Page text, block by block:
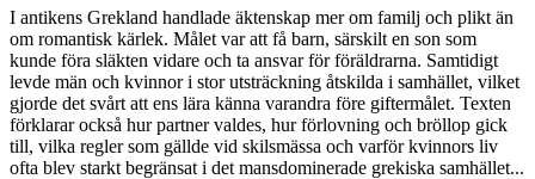
I antikens Grekland handlade äktenskap mer om familj och plikt än
om romantisk kärlek. Målet var att få barn, särskilt en son som
kunde föra släkten vidare och ta ansvar för föräldrarna. Samtidigt
levde män och kvinnor i stor utsträckning åtskilda i samhället, vilket
gjorde det svårt att ens lära känna varandra före giftermålet. Texten
förklarar också hur partner valdes, hur förlovning och bröllop gick
till, vilka regler som gällde vid skilsmässa och varför kvinnors liv
ofta blev starkt begränsat i det mansdominerade grekiska samhället...